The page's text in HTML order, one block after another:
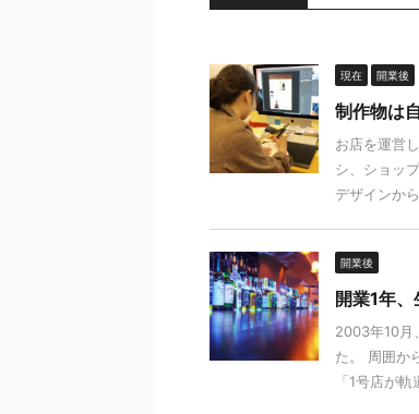
現在 開業後
制作物は
お店を運営
シ、ショッ
デザインか
開業後
開業1年
2003年10月
た。 周囲か
「1号店が